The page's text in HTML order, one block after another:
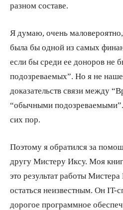
разном составе.
Я думаю, очень
была бы одной из самых
если бы среди ее доноров не
подозреваемых”. Но я не
доказательств связи между
“обычными
сих пор.
Поэтому я обратился за
другу Мистеру Иксу. Моя
это результат работы
остаться неизвестным. Он IT-
дорогое программное